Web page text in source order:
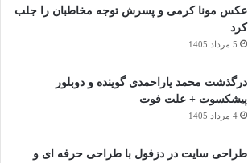
عکس مونا کرمی و پسرش توجه مخاطبان را جلب
کرد
5 مرداد 1405
درگذشت محمد یاراحمدی گوینده و دوبلور
پیشکسوت + علت فوت
4 مرداد 1405
طراحی سایت در دزفول با طراحی حرفه‌ ای و